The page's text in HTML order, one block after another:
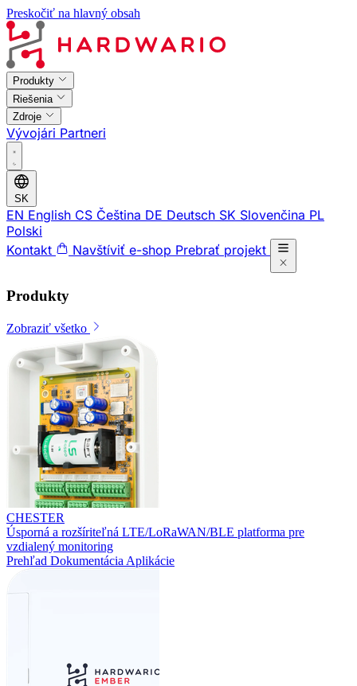
Preskočiť na hlavný obsah
Produkty
Riešenia
Zdroje
Vývojári Partneri
SK
EN English CS Čeština DE Deutsch SK Slovenčina PL
Polski
Kontakt
Navštíviť e-shop Prebrať projekt
Produkty
Zobraziť všetko
CHESTER
Úsporná a rozšíriteľná LTE/LoRaWAN/BLE platforma pre
vzdialený monitoring
Prehľad Dokumentácia Aplikácie